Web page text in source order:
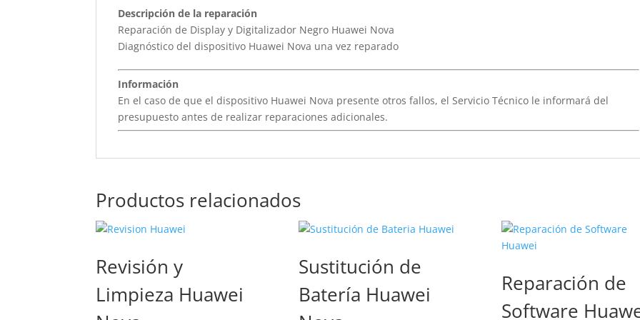
Descripción de la reparación
Reparación de Display y Digitalizador Negro Huawei Nova
Diagnóstico del dispositivo Huawei Nova una vez reparado
Información
En el caso de que el dispositivo Huawei Nova presente otros fallos, el Servicio Técnico le informará del
presupuesto antes de realizar reparaciones adicionales.
Productos relacionados
Revisión y
Limpieza Huawei
Sustitución de
Batería Huawei
Reparación de
Software